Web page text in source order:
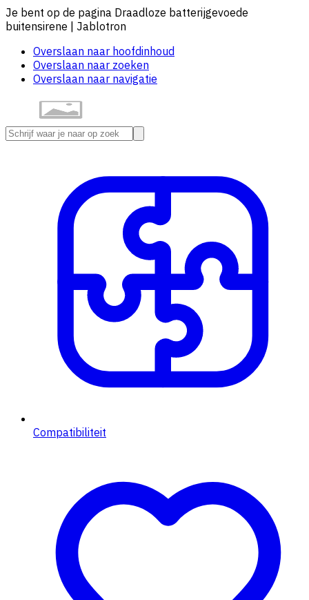
Je bent op de pagina Draadloze batterijgevoede
buitensirene | Jablotron
Overslaan naar hoofdinhoud
Overslaan naar zoeken
Overslaan naar navigatie
Compatibiliteit